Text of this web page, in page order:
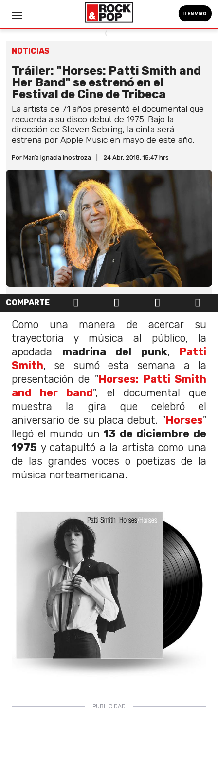
EN VIVO
NOTICIAS
Tráiler: "Horses: Patti Smith and
Her Band" se estrenó en el
Festival de Cine de Tribeca
La artista de 71 años presentó el documental que
recuerda a su disco debut de 1975. Bajo la
dirección de Steven Sebring, la cinta será
estrena por Apple Music en mayo de este año.
Por María Ignacia Inostroza 24 Abr, 2018. 15:47 hrs
COMPARTE
Como una manera de acercar su
trayectoria y música al público, la
apodada madrina del punk, Patti
Smith, se sumó esta semana a la
presentación de "Horses: Patti Smith
and her band", el documental que
muestra la gira que celebró el
aniversario de su placa debut. "Horses"
llegó el mundo un13 de diciembre de
1975 y catapultó a la artista como una
de las grandes voces o poetizas de la
música norteamericana.